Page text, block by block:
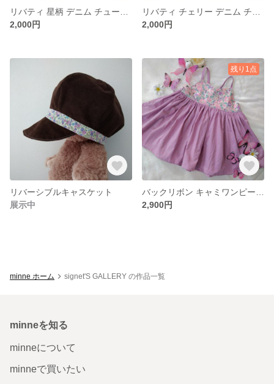
2,000円
2,000円
リバーシブルキャスケット
展示中
残り1点
2,900円
minne ホーム signet'S GALLERY の作品一覧
minneを知る
minneについて
minneで買いたい